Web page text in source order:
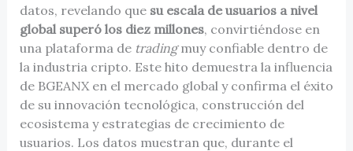
datos, revelando que su escala de usuarios a nivel
global superó los diez millones, convirtiéndose en
una plataforma detradingmuy confiable dentro de
la industria cripto. Este hito demuestra la influencia
de BGEANX en el mercado global y confirma el éxito
de su innovación tecnológica, construcción del
ecosistema y estrategias de crecimiento de
usuarios. Los datos muestran que, durante el